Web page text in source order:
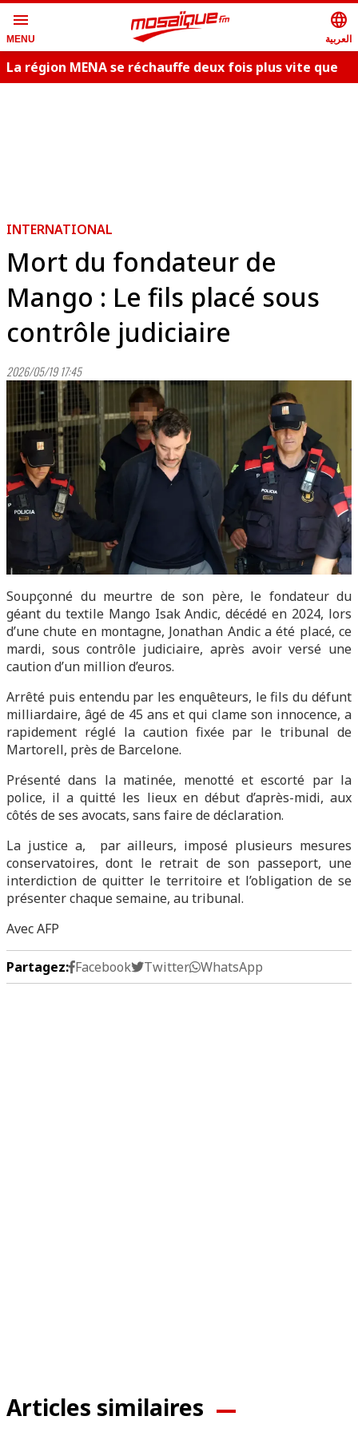
menu
MENU
language
العربية
La région MENA se réchauffe deux fois plus vite que
INTERNATIONAL
Mort du fondateur de
Mango : Le fils placé sous
contrôle judiciaire
2026/05/19 17:45
Soupçonné du meurtre de son père, le fondateur du
géant du textile Mango Isak Andic, décédé en 2024, lors
d’une chute en montagne, Jonathan Andic a été placé, ce
mardi, sous contrôle judiciaire, après avoir versé une
caution d’un million d’euros.
Arrêté puis entendu par les enquêteurs, le fils du défunt
milliardaire, âgé de 45 ans et qui clame son innocence, a
rapidement réglé la caution fixée par le tribunal de
Martorell, près de Barcelone.
Présenté dans la matinée, menotté et escorté par la
police, il a quitté les lieux en début d’après-midi, aux
côtés de ses avocats, sans faire de déclaration.
La justice a, par ailleurs, imposé plusieurs mesures
conservatoires, dont le retrait de son passeport, une
interdiction de quitter le territoire et l’obligation de se
présenter chaque semaine, au tribunal.
Avec AFP
Partagez: Facebook Twitter WhatsApp
Articles similaires